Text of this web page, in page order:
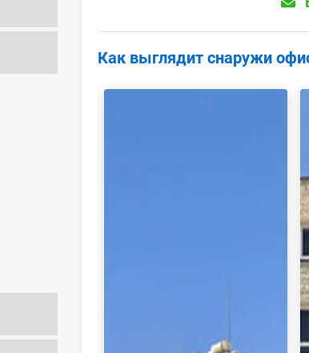
Как выглядит снаружи